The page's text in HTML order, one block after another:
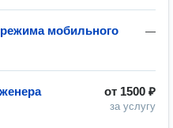
—
режима мобильного
от 1500 ₽
за услугу